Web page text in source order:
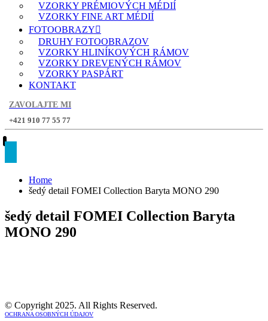
VZORKY PRÉMIOVÝCH MÉDIÍ
VZORKY FINE ART MÉDIÍ
FOTOOBRAZY
DRUHY FOTOOBRAZOV
VZORKY HLINÍKOVÝCH RÁMOV
VZORKY DREVENÝCH RÁMOV
VZORKY PASPÁRT
KONTAKT
ZAVOLAJTE MI
+421 910 77 55 77
Home
šedý detail FOMEI Collection Baryta MONO 290
šedý detail FOMEI Collection Baryta
MONO 290
© Copyright 2025. All Rights Reserved.
OCHRANA OSOBNÝCH ÚDAJOV